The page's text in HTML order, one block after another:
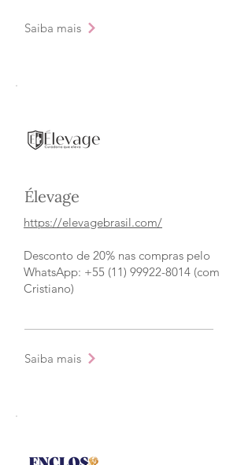
Saiba mais
Élevage
https://elevagebrasil.com/
Desconto de 20% nas compras pelo
WhatsApp: +55 (11) 99922-8014 (com
Cristiano)
Saiba mais